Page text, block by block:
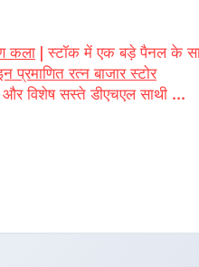
कला | स्टॉक में एक बड़े पैनल के
प्रमाणित रत्न बाजार स्टोर
और विशेष सस्ते डीएचएल साथी ...